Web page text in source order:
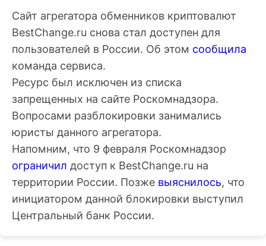
Сайт агрегатора обменников криптовалют
BestChange.ru снова стал доступен для
пользователей в России. Об этом сообщила
команда сервиса.
Ресурс был исключен из списка
запрещенных на сайте Роскомнадзора.
Вопросами разблокировки занимались
юристы данного агрегатора.
Напомним, что 9 февраля Роскомнадзор
ограничил доступ к BestChange.ru на
территории России. Позже выяснилось, что
инициатором данной блокировки выступил
Центральный банк России.